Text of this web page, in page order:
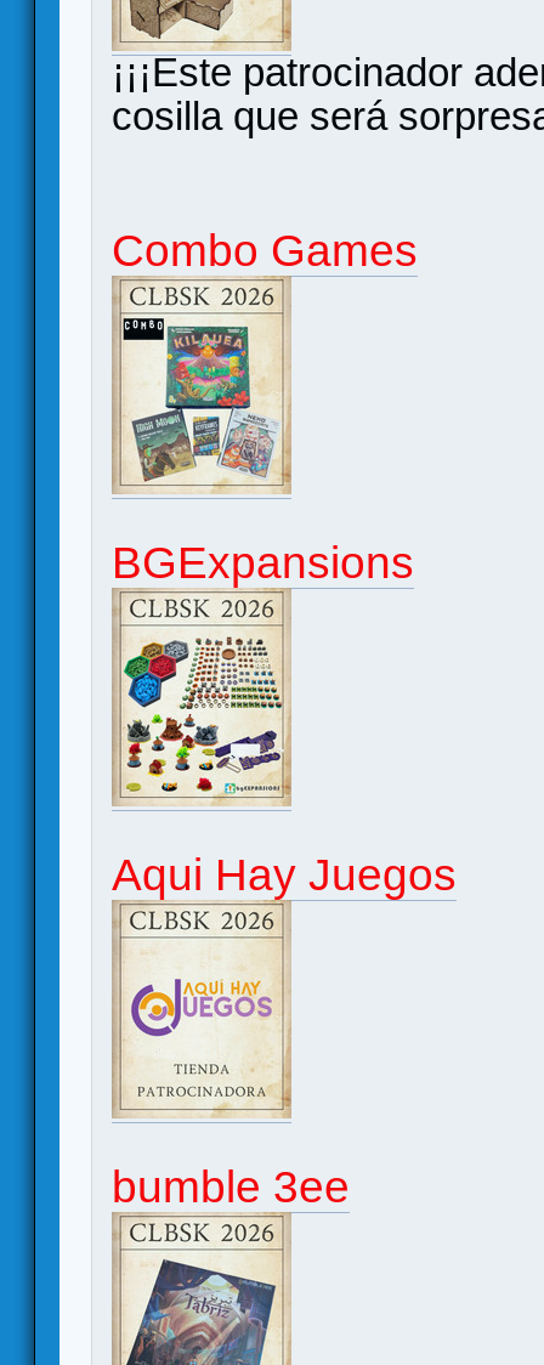
¡¡¡Este patrocinador
cosilla que será
Combo Games
BGExpansions
Aqui Hay Juegos
bumble 3ee